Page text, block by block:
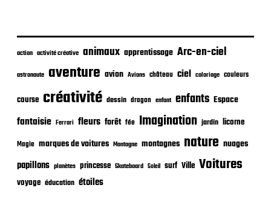
l
i
a
i
n
action activité créative animaux apprentissage Arc-en-ciel
astronaute aventure avion Avions château ciel coloriage couleurs
course créativité dessin dragon enfant enfants Espace
fantaisie Ferrari fleurs forêt fée Imagination jardin licorne
Magie marques de voitures Montagne montagnes nature nuages
papillons planètes princesse Skateboard Soleil surf Ville Voitures
voyage éducation étoiles